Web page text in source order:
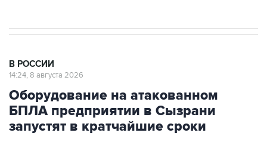
В РОССИИ
14:24, 8 августа 2026
Оборудование на атакованном
БПЛА предприятии в Сызрани
запустят в кратчайшие сроки